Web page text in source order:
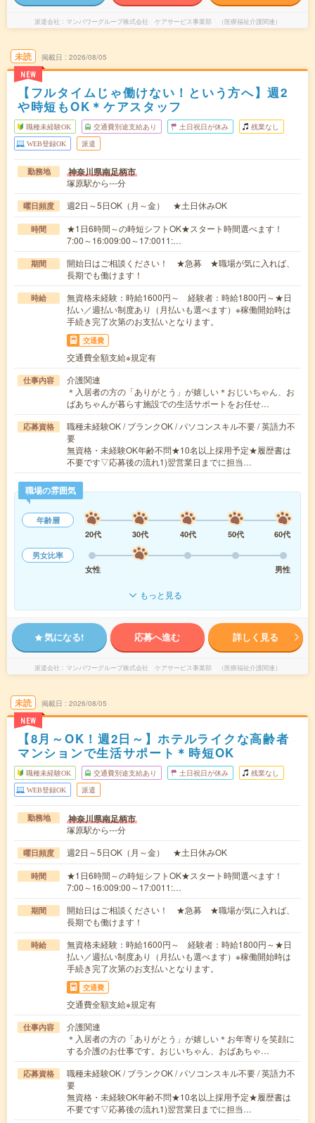
派遣会社 マンパワーグループ株式会社 ケアサービス事業部 （医療福祉介護関連）
未読
NEW
掲載日 2026/08/05
【フルタイムじゃ働けない！という方へ】週2
や時短もOK＊ケアスタッフ
職種未経験OK 交通費別途支給あり 土日祝日が休み 残業なし
WEB登録OK 派遣
勤務地 神奈川県南足柄市
塚原駅から---分
曜日頻度 週2日～5日OK（月～金） ★土日休みOK
時間
★1日6時間～の時短シフトOK★スタート時間選べます！
7:00～16:009:00～17:0011:…
期間
開始日はご相談ください！ ★急募 ★職場が気に入れば、
長期でも働けます！
時給
無資格未経験：時給1600円～ 経験者：時給1800円～★日
払い／週払い制度あり（月払いも選べます）※稼働開始時は
手続き完了次第のお支払いとなります。
交通費
交通費全額支給※規定有
仕事内容
介護関連
＊入居者の方の「ありがとう」が嬉しい＊おじいちゃん、お
ばあちゃんが暮らす施設での生活サポートをお任せ…
応募資格
職種未経験OK / ブランクOK / パソコンスキル不要 / 英語力不
要
無資格・未経験OK年齢不問★10名以上採用予定★履歴書は
不要です▽応募後の流れ1)翌営業日までに担当…
職場の雰囲気
年齢層
20代
30代 40代 50代
60代
男女比率
女性
男性
もっと見る
気になる! 応募へ進む 詳しく見る
派遣会社 マンパワーグループ株式会社 ケアサービス事業部 （医療福祉介護関連）
未読
NEW
掲載日 2026/08/05
【8月～OK！週2日～】ホテルライクな高齢者
マンションで生活サポート＊時短OK
職種未経験OK 交通費別途支給あり 土日祝日が休み 残業なし
WEB登録OK 派遣
勤務地 神奈川県南足柄市
塚原駅から---分
曜日頻度 週2日～5日OK（月～金） ★土日休みOK
時間
★1日6時間～の時短シフトOK★スタート時間選べます！
7:00～16:009:00～17:0011:…
期間
開始日はご相談ください！ ★急募 ★職場が気に入れば、
長期でも働けます！
時給
無資格未経験：時給1600円～ 経験者：時給1800円～★日
払い／週払い制度あり（月払いも選べます）※稼働開始時は
手続き完了次第のお支払いとなります。
交通費
交通費全額支給※規定有
仕事内容
介護関連
＊入居者の方の「ありがとう」が嬉しい＊お年寄りを笑顔に
する介護のお仕事です。おじいちゃん、おばあちゃ…
応募資格
職種未経験OK / ブランクOK / パソコンスキル不要 / 英語力不
要
無資格・未経験OK年齢不問★10名以上採用予定★履歴書は
不要です▽応募後の流れ1)翌営業日までに担当…